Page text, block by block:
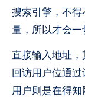
搜索引擎，不
量，所以才会一
直接输入地址，
回访用户位通
用户则是在得